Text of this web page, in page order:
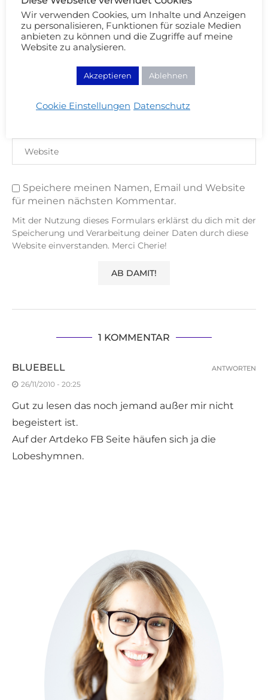
Speichere meinen Namen, Email und Website
für meinen nächsten Kommentar.
Mit der Nutzung dieses Formulars erklärst du dich mit der
Speicherung und Verarbeitung deiner Daten durch diese
Website einverstanden. Merci Cherie!
1 KOMMENTAR
BLUEBELL
26/11/2010 - 20:25
Gut zu lesen das noch jemand außer mir nicht
begeistert ist.
Auf der Artdeko FB Seite häufen sich ja die
Lobeshymnen.
ANTWORTEN
Wir verwenden Cookies, um Inhalte und Anzeigen
zu personalisieren, Funktionen für soziale Medien
anbieten zu können und die Zugriffe auf meine
Website zu analysieren.
Akzeptieren Ablehnen
Cookie Einstellungen Datenschutz